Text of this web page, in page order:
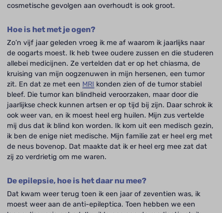
cosmetische gevolgen aan overhoudt is ook groot.
Hoe is het met je ogen?
Zo’n vijf jaar geleden vroeg ik me af waarom ik jaarlijks naar
de oogarts moest. Ik heb twee oudere zussen en die studeren
allebei medicijnen. Ze vertelden dat er op het chiasma, de
kruising van mijn oogzenuwen in mijn hersenen, een tumor
zit. En dat ze met een MRI konden zien of de tumor stabiel
bleef. Die tumor kan blindheid veroorzaken, maar door die
jaarlijkse check kunnen artsen er op tijd bij zijn. Daar schrok ik
ook weer van, en ik moest heel erg huilen. Mijn zus vertelde
mij dus dat ik blind kon worden. Ik kom uit een medisch gezin,
ik ben de enige niet medische. Mijn familie zat er heel erg met
de neus bovenop. Dat maakte dat ik er heel erg mee zat dat
zij zo verdrietig om me waren.
De epilepsie, hoe is het daar nu mee?
Dat kwam weer terug toen ik een jaar of zeventien was, ik
moest weer aan de anti-epileptica. Toen hebben we een